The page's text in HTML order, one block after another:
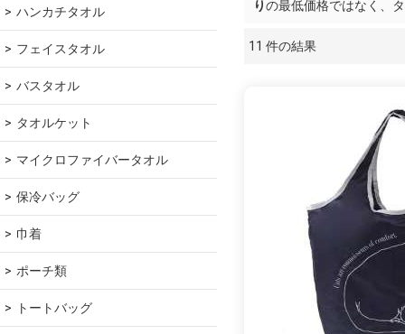
ハンカチタオル
フェイスタオル
バスタオル
タオルケット
マイクロファイバータオル
保冷バッグ
巾着
ポーチ類
トートバッグ
りの最低価格ではなく、
11 件の結果